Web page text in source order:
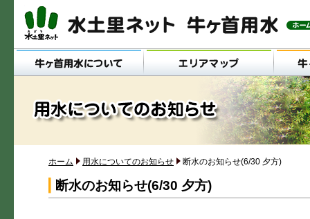
メインメニュー
ホーム 用水についてのお知らせ 断水のお知らせ(6/30 夕方)
断水のお知らせ(6/30 夕方)